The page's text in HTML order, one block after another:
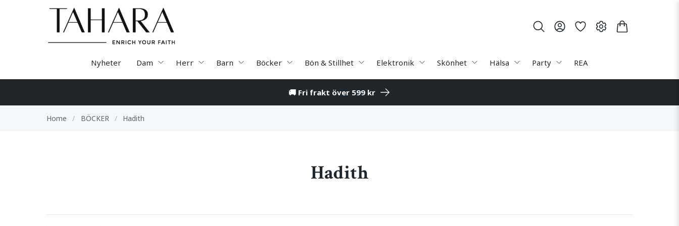
Nyheter Dam Herr Barn Böcker Bön & Stillhet Elektronik Skönhet Hälsa Party REA
🚚 Fri frakt över 599 kr
Home / BÖCKER / Hadith
Hadith